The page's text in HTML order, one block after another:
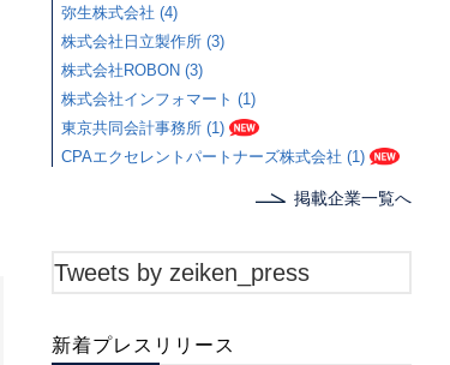
弥生株式会社 (4)
株式会社日立製作所 (3)
株式会社ROBON (3)
株式会社インフォマート (1)
東京共同会計事務所 (1)
CPAエクセレントパートナーズ株式会社 (1)
掲載企業一覧へ
Tweets by zeiken_press
新着プレスリリース